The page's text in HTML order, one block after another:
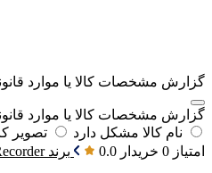
گزارش مشخصات کالا یا موارد
گزارش مشخصات کالا یا موارد
نام کالا مشکل دارد
تصویر
امتیاز 0 خریدار 0.0 برند